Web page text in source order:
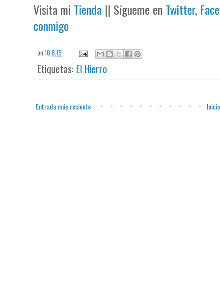
Visita mi Tienda || Sígueme en Twitter,
conmigo
on10.8.15
Etiquetas: El Hierro
Entrada más reciente Inicio